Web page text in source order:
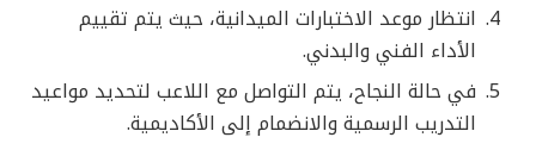
انتظار موعد الاختبارات الميدانية، حيث يتم تقييم
الأداء الفني والبدني.
في حالة النجاح، يتم التواصل مع اللاعب لتحديد مواعيد
التدريب الرسمية والانضمام إلى الأكاديمية.